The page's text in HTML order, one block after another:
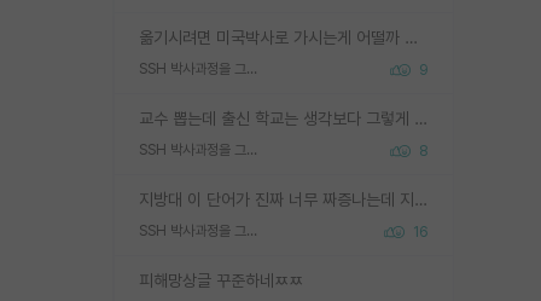
옮기시려면 미국박사로 가시는게 어떨까 싶네요. 교수가 꿈이면 미국박사 하고 미국교수 까지 같이 노리시는게 기회가 많지 않을까요?
SSH 박사과정을 그만두고 지방대 박사로 옮기면 교수의 꿈은 끝일까요? 9
교수 뽑는데 출신 학교는 생각보다 그렇게 안 봄. 앞으로는 더 안 보게 될거임. 박사는 어디서 진행해도 됨. 단, 제대로 쌓고 좋은 실적 만들 수 있다면. 그런데 지방대는 그럴 가능성이 지극히 낮음. 나만 열심히 잘 하면 된다? 인간은 주변 환경에 지배되는 나약한 존재임. 주변의 지방대 대학원생과 섞이고 지방 특유의 여유로움 또는 나쁘게 얘기해서 나태함에 젖어 살다보면 교수의 꿈 자체를 잊어버리게 될 가능성도 있음. 주변 환경이 70~80%임.
SSH 박사과정을 그만두고 지방대 박사로 옮기면 교수의 꿈은 끝일까요? 8
지방대 이 단어가 진짜 너무 짜증나는데 지방대면 다 그냥 쓰레기인가요? 무슨 말 같지도 않은 댓글들이 있는건지??? 지방에도 충분히 좋은 대학 많고 충분히 잘하는 교수님들 많습니다 포항공대 4개 IST 대표 지거국들 여기 모두 다 지방에 있고 여기 출신들 중에 교수하는 분들 적지 않습니다 지거국 출신이 무슨 교수를 하냐?라고 생각할 사람들 많은데 상위 대표 지거국에 아웃라이어들 많습니다 결국 개인의 연구역량과 실적이 중요합니다 이 역량을 펼치는데 있어서 지도교수와의 합도 중요합니다. 그리고 경력이 필요하면 해외포닥까지 다녀오세요
SSH 박사과정을 그만두고 지방대 박사로 옮기면 교수의 꿈은 끝일까요? 16
피해망상글 꾸준하네ㅉㅉ